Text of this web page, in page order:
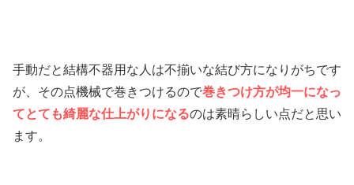
手動だと結構不器用な人は不揃いな結び方になりがちです
が、その点機械で巻きつけるので巻きつけ方が均一になっ
てとても綺麗な仕上がりになるのは素晴らしい点だと思い
ます。